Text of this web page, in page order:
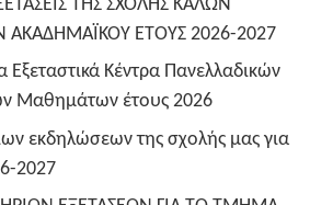
ΤΗΣ ΣΧΟΛΗΣ ΚΑΛΩΝ
ΕΤΟΥΣ 2026-2027
Εξεταστικά Κέντρα Πανελλαδικών
Μαθημάτων έτους 2026
εκδηλώσεων της σχολής μας για
2027